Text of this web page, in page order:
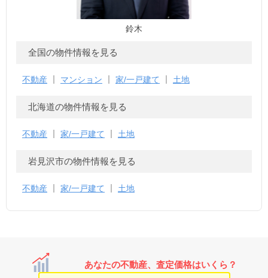
鈴木
全国の物件情報を見る
不動産 マンション 家/一戸建て 土地
北海道の物件情報を見る
不動産 家/一戸建て 土地
岩見沢市の物件情報を見る
不動産 家/一戸建て 土地
あなたの不動産、査定価格はいくら？